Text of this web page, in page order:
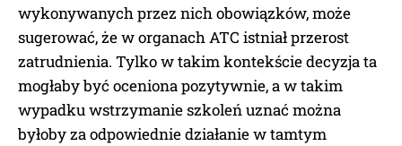
wykonywanych przez nich obowiązków, może
sugerować, że w organach ATC istniał przerost
zatrudnienia. Tylko w takim kontekście decyzja ta
mogłaby być oceniona pozytywnie, a w takim
wypadku wstrzymanie szkoleń uznać można
byłoby za odpowiednie działanie w tamtym